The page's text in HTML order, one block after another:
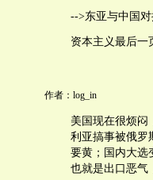
-->东亚与中国
资本主义最后一
作者：log_in
美国现在很烦闷
利亚搞事被俄罗
要黄；国内大选
也就是出口恶气